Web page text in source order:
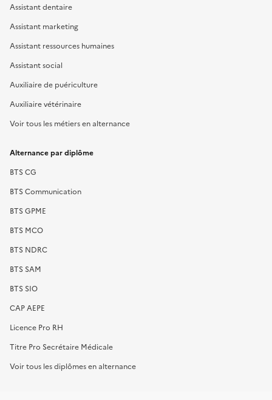
Assistant dentaire
Assistant marketing
Assistant ressources humaines
Assistant social
Auxiliaire de puériculture
Auxiliaire vétérinaire
Voir tous les métiers en alternance
Alternance par diplôme
BTS CG
BTS Communication
BTS GPME
BTS MCO
BTS NDRC
BTS SAM
BTS SIO
CAP AEPE
Licence Pro RH
Titre Pro Secrétaire Médicale
Voir tous les diplômes en alternance